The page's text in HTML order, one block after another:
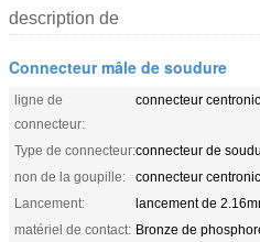
description de
Connecteur mâle de soudure
ligne de
connecteur:
connecteur centronic
Type de connecteur:connecteur de
non de la goupille:
connecteur
Lancement:
lancement de
matériel de contact: Bronze de